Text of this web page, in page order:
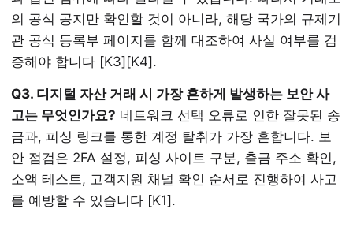
의 공식 공지만 확인할 것이 아니라, 해당 국가의 규제기
관 공식 등록부 페이지를 함께 대조하여 사실 여부를 검
증해야 합니다 [K3][K4].
Q3. 디지털 자산 거래 시 가장 흔하게 발생하는 보안 사
고는 무엇인가요? 네트워크 선택 오류로 인한 잘못된 송
금과, 피싱 링크를 통한 계정 탈취가 가장 흔합니다. 보
안 점검은 2FA 설정, 피싱 사이트 구분, 출금 주소 확인,
소액 테스트, 고객지원 채널 확인 순서로 진행하여 사고
를 예방할 수 있습니다 [K1].